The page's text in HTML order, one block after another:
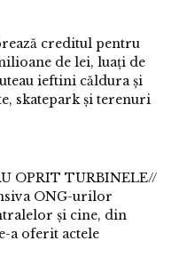
creditul pentru
de lei, luați de
ieftini căldura și
skatepark și terenuri
OPRIT TURBINELE//
ONG-urilor
și cine, din
a oferit actele